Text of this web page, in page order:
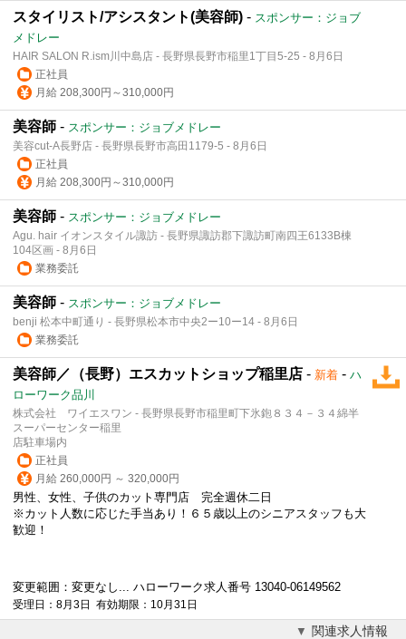
スタイリスト/アシスタント(美容師) - スポンサー：ジョブ
メドレー
HAIR SALON R.ism川中島店 - 長野県長野市稲里1丁目5-25 - 8月6日
正社員
月給 208,300円～310,000円
美容師 - スポンサー：ジョブメドレー
美容cut-A長野店 - 長野県長野市高田1179-5 - 8月6日
正社員
月給 208,300円～310,000円
美容師 - スポンサー：ジョブメドレー
Agu. hair イオンスタイル諏訪 - 長野県諏訪郡下諏訪町南四王6133B棟
104区画 - 8月6日
業務委託
美容師 - スポンサー：ジョブメドレー
benji 松本中町通り - 長野県松本市中央2ー10ー14 - 8月6日
業務委託
美容師／（長野）エスカットショップ稲里店 - 新着 - ハ
ローワーク品川
株式会社 ワイエスワン - 長野県長野市稲里町下氷鉋８３４－３４綿半
スーパーセンター稲里
店駐車場内
正社員
月給 260,000円 ～ 320,000円
男性、女性、子供のカット専門店 完全週休二日
※カット人数に応じた手当あり！６５歳以上のシニアスタッフも大
歓迎！
変更範囲：変更なし... ハローワーク求人番号 13040-06149562
受理日：8月3日 有効期限：10月31日
関連求人情報